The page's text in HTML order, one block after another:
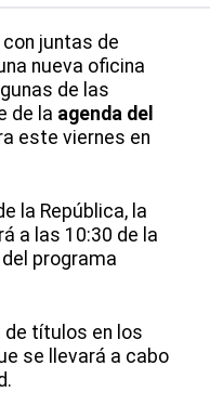
juntas de
nueva oficina
de las
de la agenda del
este viernes en
la República, la
a las 10:30 de la
programa
de títulos en los
se llevará a cabo